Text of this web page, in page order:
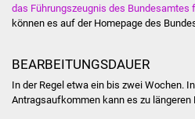
das Führungszeugnis des Bundesamtes
können es auf der Homepage des
BEARBEITUNGSDAUER
In der Regel etwa ein bis zwei Wochen.
Antragsaufkommen kann es zu